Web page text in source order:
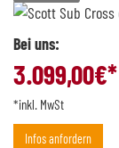
Bei uns:
3.099,00€*
*inkl. MwSt
Infos anfordern